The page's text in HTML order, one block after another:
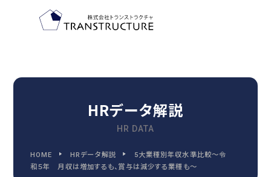
TOP-PAGE
FEATURE
トランストラクチャの特徴
HRデータ解説
HR DATA
HOME HRデータ解説
5大業種別年収水準比較～令
和５年　月収は増加するも、賞与は減少する業種も～